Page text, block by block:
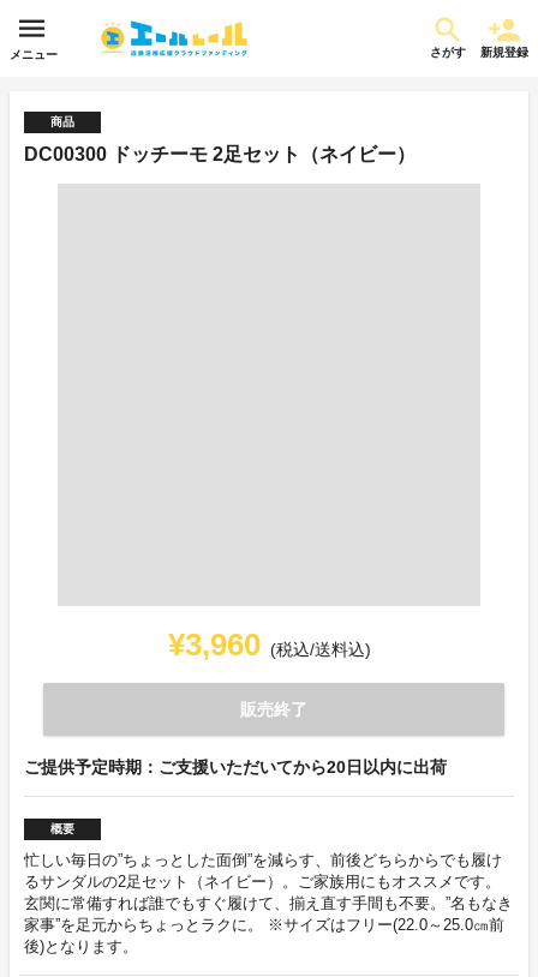
メニュー さがす 新規登録
商品
DC00300 ドッチーモ 2足セット（ネイビー）
¥3,960 (税込/送料込)
販売終了
ご提供予定時期：ご支援いただいてから20日以内に出荷
概要
忙しい毎日の”ちょっとした面倒”を減らす、前後どちらからでも履け
るサンダルの2足セット（ネイビー）。ご家族用にもオススメです。
玄関に常備すれば誰でもすぐ履けて、揃え直す手間も不要。”名もなき
家事”を足元からちょっとラクに。 ※サイズはフリー(22.0～25.0㎝前
後)となります。